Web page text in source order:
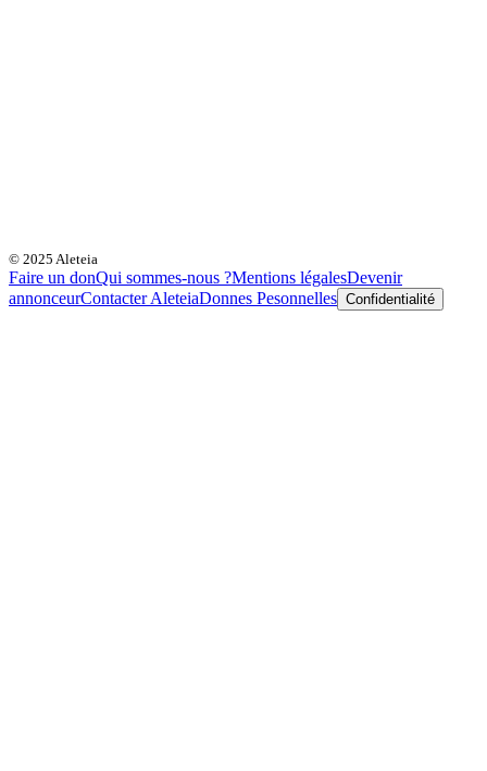
© 2025 Aleteia
Faire un donQui sommes-nous ?Mentions légalesDevenir
annonceurContacter AleteiaDonnes Pesonnelles Confidentialité